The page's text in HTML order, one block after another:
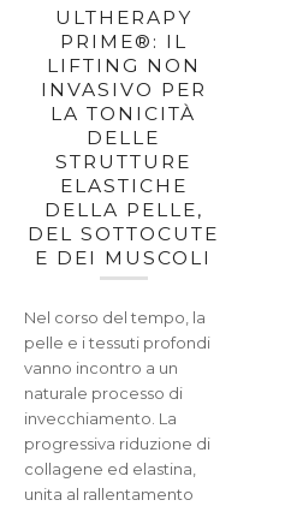
ULTHERAPY
PRIME®: IL
LIFTING NON
INVASIVO PER
LA TONICITÀ
DELLE
STRUTTURE
ELASTICHE
DELLA PELLE,
DEL SOTTOCUTE
E DEI MUSCOLI
Nel corso del tempo, la
pelle e i tessuti profondi
vanno incontro a un
naturale processo di
invecchiamento. La
progressiva riduzione di
collagene ed elastina,
unita al rallentamento